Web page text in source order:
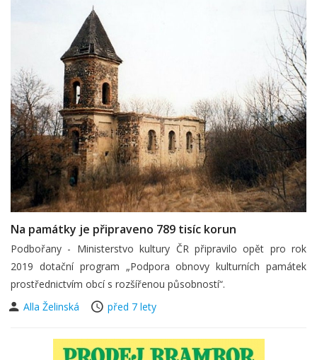
Na památky je připraveno 789 tisíc korun
Podbořany - Ministerstvo kultury ČR připravilo opět pro rok
2019 dotační program „Podpora obnovy kulturních památek
prostřednictvím obcí s rozšířenou působností“.
Alla Želinská
před 7 lety